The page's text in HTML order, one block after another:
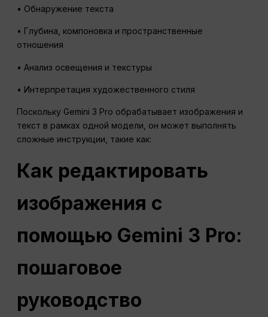
• Обнаружение текста
• Глубина, компоновка и пространственные
отношения
• Анализ освещения и текстуры
• Интерпретация художественного стиля
Поскольку Gemini 3 Pro обрабатывает изображения и
текст в рамках одной модели, он может выполнять
сложные инструкции, такие как:
Как редактировать
изображения с
помощью Gemini 3 Pro:
пошаговое
руководство